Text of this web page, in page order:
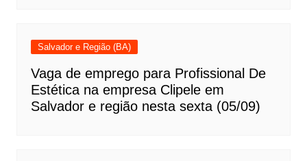
Salvador e Região (BA)
Vaga de emprego para Profissional De
Estética na empresa Clipele em
Salvador e região nesta sexta (05/09)